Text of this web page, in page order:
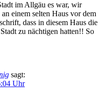
im Allgäu es war, wir
einem selten Haus vor dem
dass in diesem Haus die
zu nächtigen hatten!! So
sagt:
Uhr